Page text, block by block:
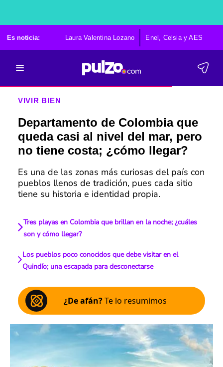
Es noticia: Laura Valentina Lozano Enel, Celsia y AES
VIVIR BIEN
Departamento de Colombia que
queda casi al nivel del mar, pero
no tiene costa; ¿cómo llegar?
Es una de las zonas más curiosas del país con
pueblos llenos de tradición, pues cada sitio
tiene su historia e identidad propia.
Tres playas en Colombia que brillan en la noche; ¿cuáles
son y cómo llegar?
Los pueblos poco conocidos que debe visitar en el
Quindío; una escapada para desconectarse
¿De afán?Te lo resumimos